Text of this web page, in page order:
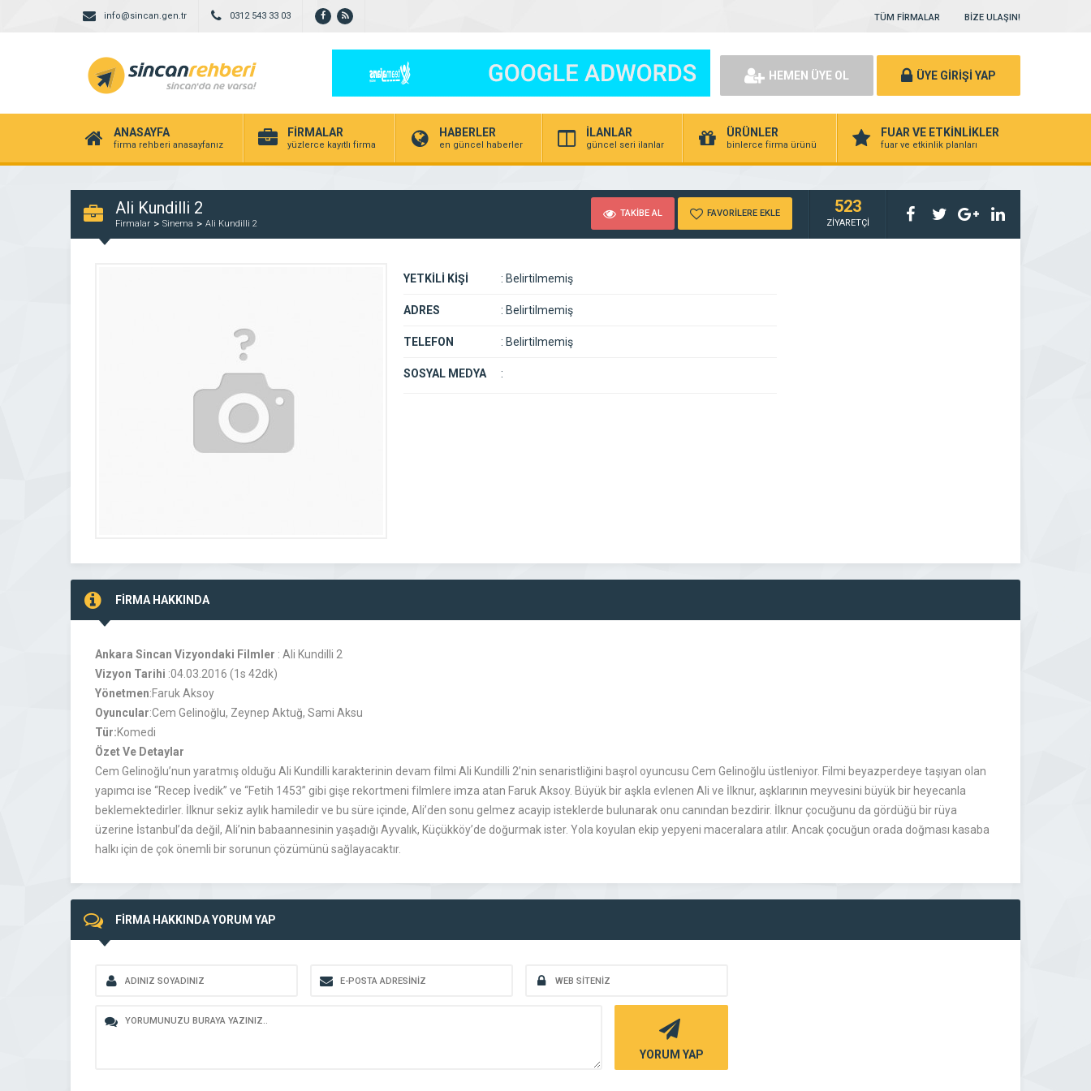
info@sincan.gen.tr 0312 543 33 03 TÜM FİRMALAR BİZE ULAŞIN!
HEMEN ÜYE OL ÜYE GİRİŞİ YAP
ANASAYFA
firma rehberi anasayfanız
FİRMALAR
yüzlerce kayıtlı firma
HABERLER
en güncel haberler
İLANLAR
güncel seri ilanlar
ÜRÜNLER
binlerce firma ürünü
FUAR VE ETKİNLİKLER
fuar ve etkinlik planları
Ali Kundilli 2
Firmalar Sinema Ali Kundilli 2
TAKİBE AL FAVORİLERE EKLE 523
ZİYARETÇİ
YETKİLİ KİŞİ : Belirtilmemiş
ADRES : Belirtilmemiş
TELEFON : Belirtilmemiş
SOSYAL MEDYA :
FİRMA HAKKINDA
Ankara Sincan Vizyondaki Filmler : Ali Kundilli 2
Vizyon Tarihi :04.03.2016 (1s 42dk)
Yönetmen:Faruk Aksoy
Oyuncular:Cem Gelinoğlu, Zeynep Aktuğ, Sami Aksu
Tür:Komedi
Özet Ve Detaylar
Cem Gelinoğlu’nun yaratmış olduğu Ali Kundilli karakterinin devam filmi Ali Kundilli 2’nin senaristliğini başrol oyuncusu Cem Gelinoğlu üstleniyor. Filmi beyazperdeye taşıyan olan
yapımcı ise “Recep İvedik” ve “Fetih 1453” gibi gişe rekortmeni filmlere imza atan Faruk Aksoy. Büyük bir aşkla evlenen Ali ve İlknur, aşklarının meyvesini büyük bir heyecanla
beklemektedirler. İlknur sekiz aylık hamiledir ve bu süre içinde, Ali’den sonu gelmez acayip isteklerde bulunarak onu canından bezdirir. İlknur çocuğunu da gördüğü bir rüya
üzerine İstanbul’da değil, Ali’nin babaannesinin yaşadığı Ayvalık, Küçükköy’de doğurmak ister. Yola koyulan ekip yepyeni maceralara atılır. Ancak çocuğun orada doğması kasaba
halkı için de çok önemli bir sorunun çözümünü sağlayacaktır.
FİRMA HAKKINDA YORUM YAP
YORUM YAP